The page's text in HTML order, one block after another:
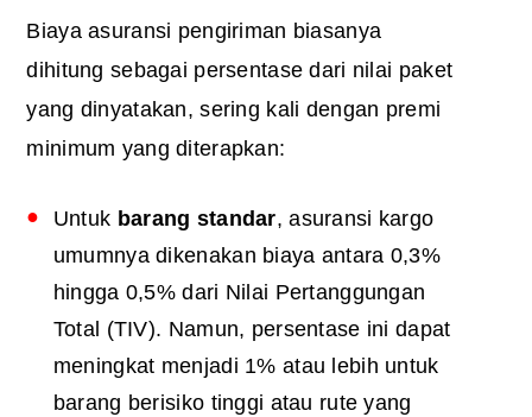
Biaya asuransi pengiriman biasanya
dihitung sebagai persentase dari nilai paket
yang dinyatakan, sering kali dengan premi
minimum yang diterapkan:
Untuk barang standar, asuransi kargo
umumnya dikenakan biaya antara 0,3%
hingga 0,5% dari Nilai Pertanggungan
Total (TIV). Namun, persentase ini dapat
meningkat menjadi 1% atau lebih untuk
barang berisiko tinggi atau rute yang